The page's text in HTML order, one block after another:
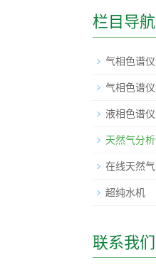
栏目导航
气相色谱仪
气相色谱仪
液相色谱仪
天然气分
在线天然
超纯水机
联系我们